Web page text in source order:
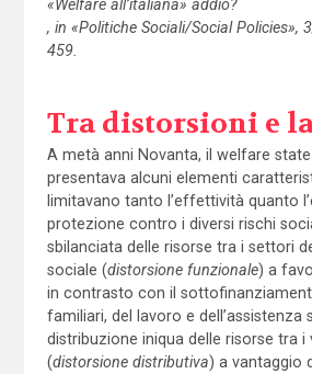
«Welfare all’italiana» addio?
, in «Politiche Sociali/Social Policies»,
459.
Tra distorsioni e
A metà anni Novanta, il welfare
presentava alcuni elementi
limitavano tanto l’effettività quanto
protezione contro i diversi rischi
sbilanciata delle risorse tra i settori
sociale (distorsione funzionale) a
in contrasto con il
familiari, del lavoro e dell’assistenza
distribuzione iniqua delle risorse tra i
(distorsione distributiva) a vantaggio